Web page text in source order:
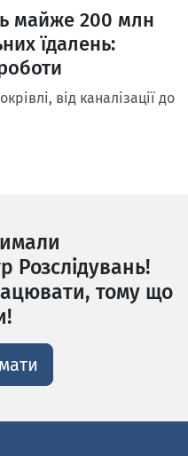
майже 200 млн
їдалень:
від каналізації до
Розслідувань!
тому що